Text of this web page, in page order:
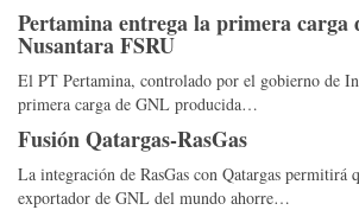
Pertamina entrega la primera carga
Nusantara FSRU
El PT Pertamina, controlado por el gobierno de
primera carga de GNL producida…
Fusión Qatargas-RasGas
La integración de RasGas con Qatargas permitirá
exportador de GNL del mundo ahorre…